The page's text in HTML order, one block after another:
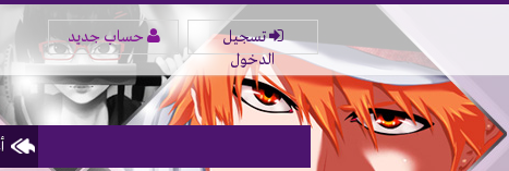
تسجيل
الدخول
حساب جديد